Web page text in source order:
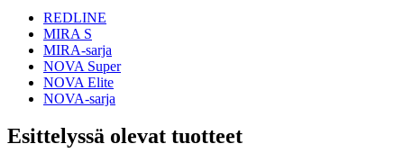
REDLINE
MIRA S
MIRA-sarja
NOVA Super
NOVA Elite
NOVA-sarja
Esittelyssä olevat tuotteet